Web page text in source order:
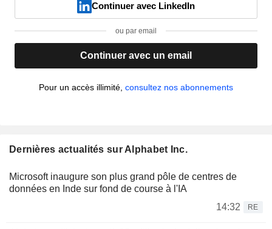
Continuer avec LinkedIn
ou par email
Continuer avec un email
Pour un accès illimité, consultez nos abonnements
Dernières actualités sur Alphabet Inc.
Microsoft inaugure son plus grand pôle de centres de
données en Inde sur fond de course à l'IA
14:32
RE